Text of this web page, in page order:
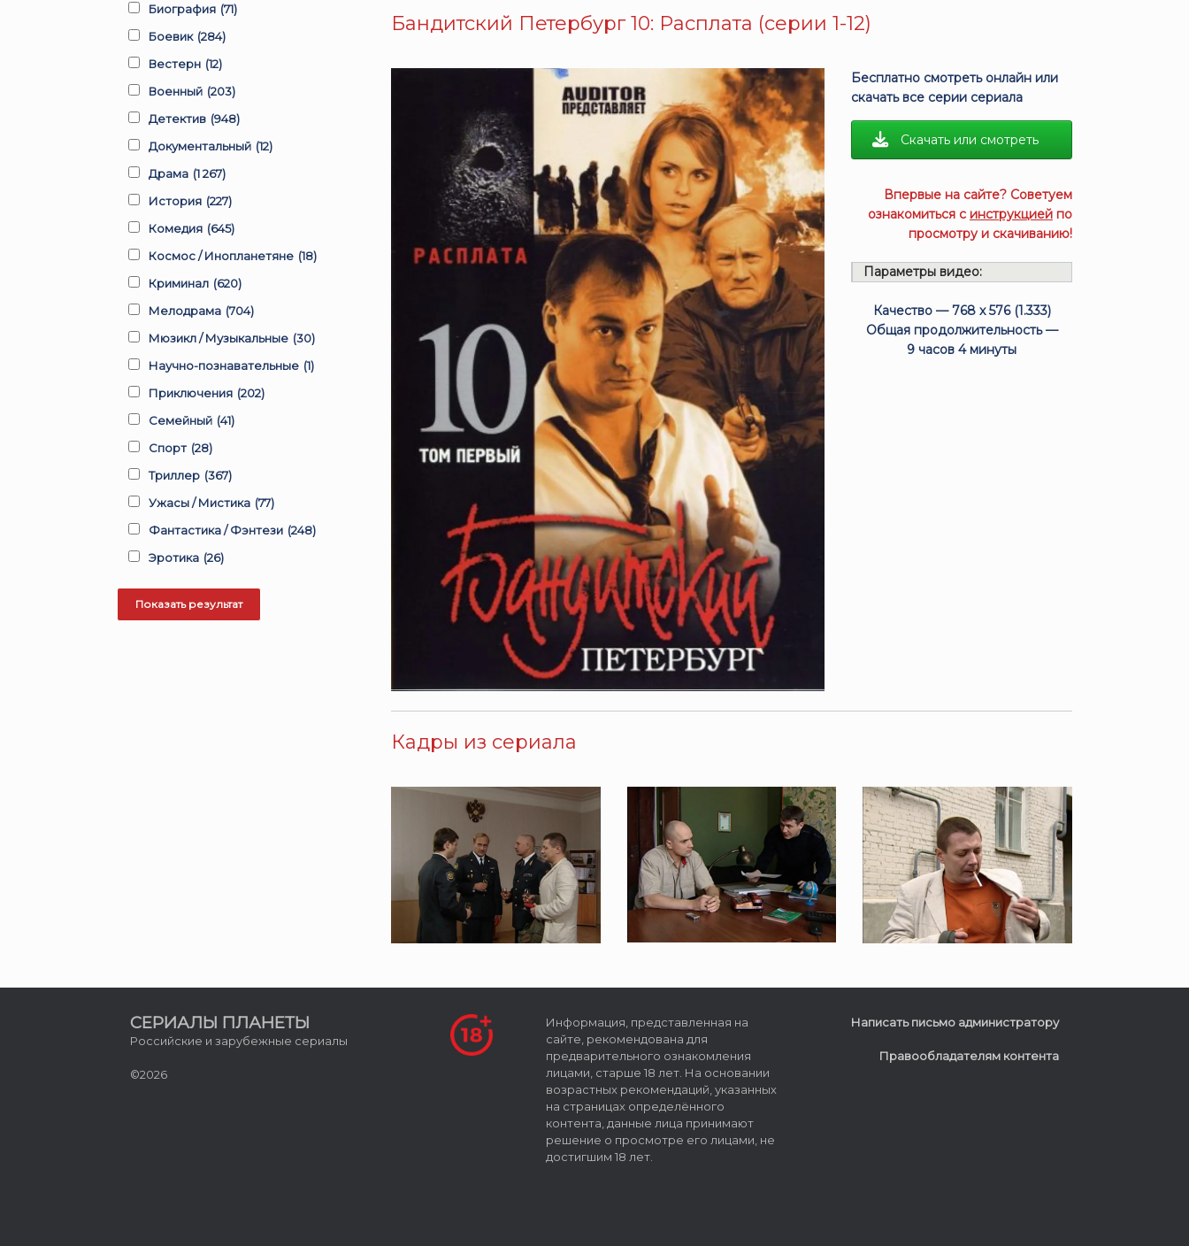
Бандитский Петербург 10: Расплата (серии 1-12)
Бесплатно смотреть онлайн или
скачать все серии сериала
Скачать или смотреть
Впервые на сайте? Советуем
ознакомиться с инструкцией по
просмотру и скачиванию!
Параметры видео:
Качество — 768 x 576 (1.333)
Общая продолжительность —
9 часов 4 минуты
Кадры из сериала
Биография (71)
Боевик (284)
Вестерн (12)
Военный (203)
Детектив (948)
Документальный (12)
Драма (1 267)
История (227)
Комедия (645)
Космос / Инопланетяне (18)
Криминал (620)
Мелодрама (704)
Мюзикл / Музыкальные (30)
Научно-познавательные (1)
Приключения (202)
Семейный (41)
Спорт (28)
Триллер (367)
Ужасы / Мистика (77)
Фантастика / Фэнтези (248)
Эротика (26)
СЕРИАЛЫ ПЛАНЕТЫ
Российские и зарубежные сериалы
©2026
Информация, представленная на
сайте, рекомендована для
предварительного ознакомления
лицами, старше 18 лет. На основании
возрастных рекомендаций, указанных
на страницах определённого
контента, данные лица принимают
решение о просмотре его лицами, не
достигшим 18 лет.
Написать письмо администратору
Правообладателям контента